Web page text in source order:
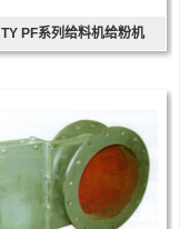
PF系列给料机给粉机